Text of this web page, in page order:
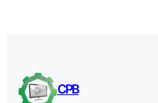
CPB